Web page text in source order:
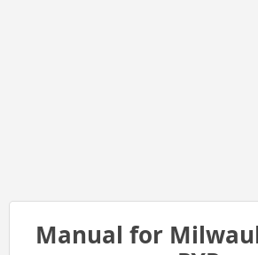
Manual for